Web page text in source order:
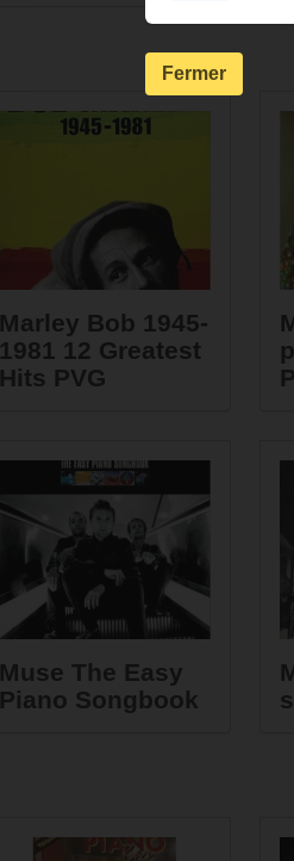
Marley Bob 1945-
1981 12 Greatest
Hits PVG
Muse The Easy
Piano Songbook
Fermer